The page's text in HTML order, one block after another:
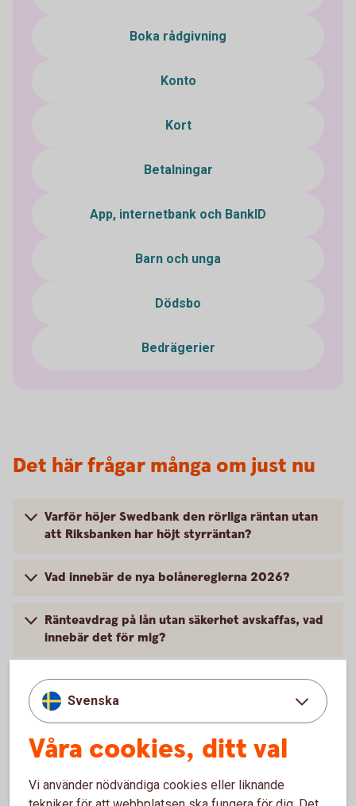
Boka rådgivning
Konto
Kort
Betalningar
App, internetbank och BankID
Barn och unga
Dödsbo
Bedrägerier
Det här frågar många om just nu
Varför höjer Swedbank den rörliga räntan utan
att Riksbanken har höjt styrräntan?
Vad innebär de nya bolånereglerna 2026?
Ränteavdrag på lån utan säkerhet avskaffas, vad
innebär det för mig?
Hur gör jag för att skaffa, förnya eller byta mitt
BankID?
Hur skaffar jag Mobilt BankID till mitt barn?
Hur får jag mobilt BankID att fungera i en ny
telefon?
Svenska
Våra cookies, ditt val
Vi använder nödvändiga cookies eller liknande